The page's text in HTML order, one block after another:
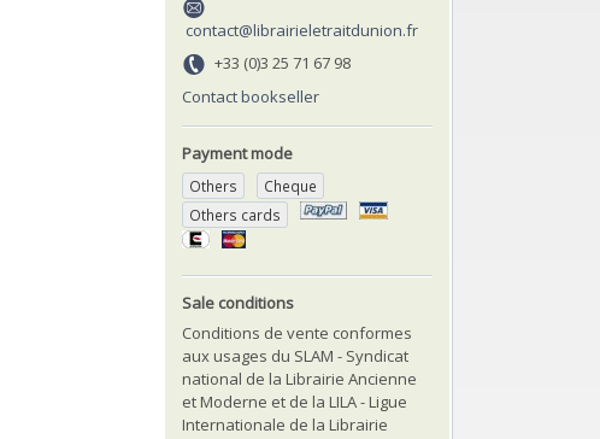
contact@librairieletraitdunion.fr
+33 (0)3 25 71 67 98
Contact bookseller
Payment mode
Others
Cheque
Others cards
Sale conditions
Conditions de vente conformes
aux usages du SLAM - Syndicat
national de la Librairie Ancienne
et Moderne et de la LILA - Ligue
Internationale de la Librairie